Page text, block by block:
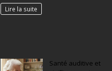
Lire la suite
Santé auditive et